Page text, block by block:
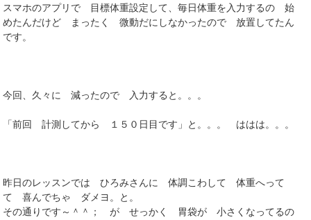
スマホのアプリで 目標体重設定して、毎日体重を入力するの 始
めたんだけど まったく 微動だにしなかったので 放置してたん
です。
今回、久々に 減ったので 入力すると。。。
「前回 計測してから １５０日目です」と。。。 ははは。。。
昨日のレッスンでは ひろみさんに 体調こわして 体重へって
て 喜んでちゃ ダメヨ。と。
その通りです～＾＾； が せっかく 胃袋が 小さくなってるの